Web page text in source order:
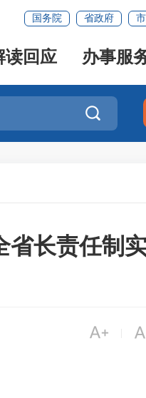
国务院 省政府
读回应 办事服

长责任制
